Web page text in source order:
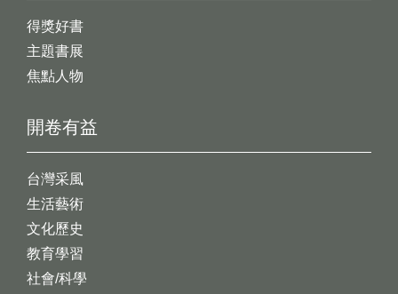
開卷有益
台灣采風
生活藝術
文化歷史
教育學習
社會/科學
得獎好書
主題書展
焦點人物